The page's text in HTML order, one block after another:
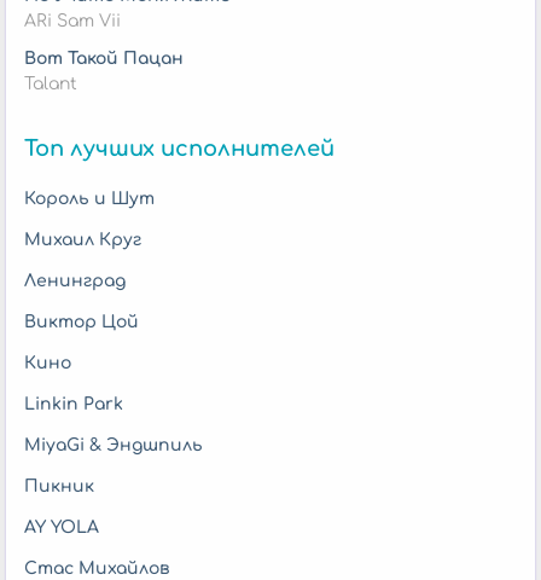
ARi Sam Vii
Вот Такой Пацан
Talant
Топ лучших исполнителей
Король и Шут
Михаил Круг
Ленинград
Виктор Цой
Кино
Linkin Park
MiyaGi & Эндшпиль
Пикник
AY YOLA
Стас Михайлов